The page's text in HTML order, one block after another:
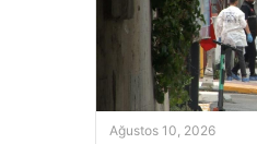
Ağustos 10, 2026